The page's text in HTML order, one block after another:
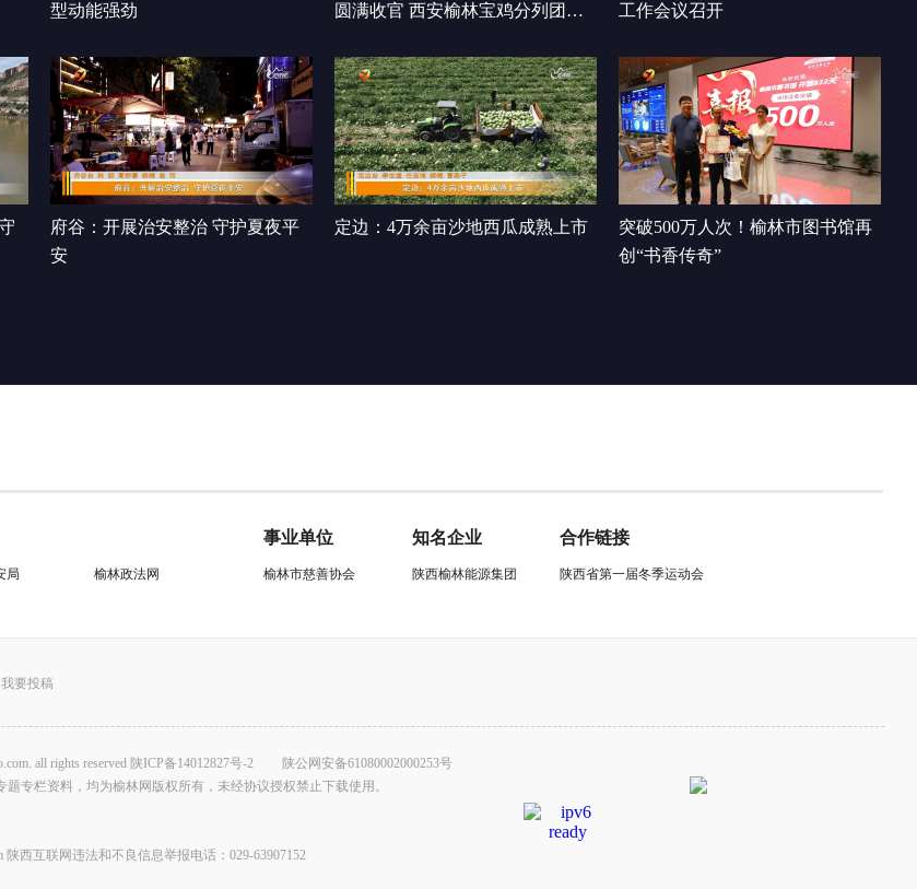
型动能强劲
圆满收官 西安榆林宝鸡分列团体
工作会议召开
府谷：开展治安整治 守护夏夜平
安
定边：4万余亩沙地西瓜成熟上市
突破500万人次！榆林市图书馆再
创“书香传奇”
局 榆林政法网
事业单位
榆林市慈善协会
知名企业
陕西榆林能源集团
合作链接
陕西省第一届冬季运动会
我要投稿
all rights reserved 陕ICP备14012827号-2
陕公网安备61080002000253号
专栏资料，均为榆林网版权所有，未经协议授权禁止下载使用。
西互联网违法和不良信息举报电话：029-63907152